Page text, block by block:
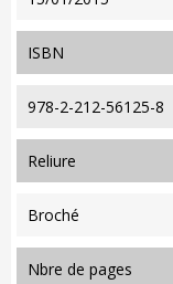
ISBN
978-2-212-56125-8
reliure
Broché
nbre de pages